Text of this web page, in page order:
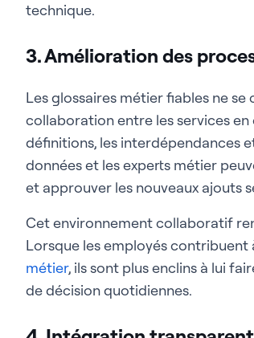
technique.
3. Amélioration des
Les glossaires métier fiables ne
collaboration entre les services
définitions, les interdépendances
données et les experts métier
et approuver les nouveaux ajouts
Cet environnement collaboratif
Lorsque les employés
métier, ils sont plus enclins à lui
de décision quotidiennes.